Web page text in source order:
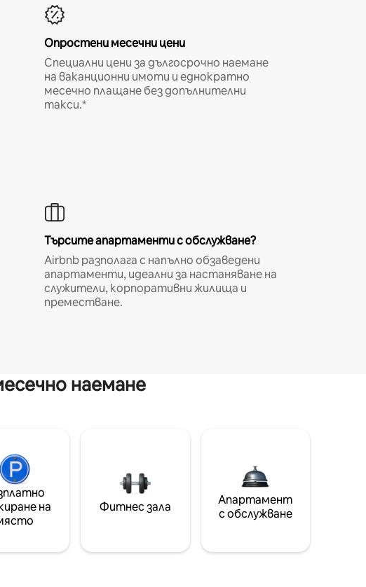
Опростени месечни цени
Специални цени за дългосрочно наемане
на ваканционни имоти и еднократно
месечно плащане без допълнителни
такси.*
Търсите апартаменти с обслужване?
Airbnb разполага с напълно обзаведени
апартаменти, идеални за настаняване на
служители, корпоративни жилища и
преместване.
наемане
на
Фитнес зала
Апартамент
с обслужване